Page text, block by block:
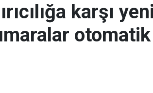
karşı yeni
otomatik